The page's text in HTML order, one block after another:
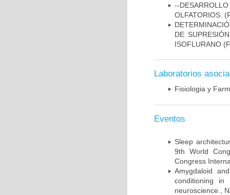
--
OLFATORIOS.
DE
ISOFLURANO
Laboratorios
Fisiologia y
Eventos
Sleep
9th World
Congress
Amygdaloid
conditioning
neuroscience.,